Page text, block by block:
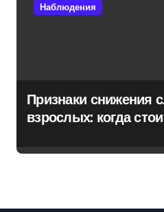
Наблюдения
Признаки снижения
взрослых: когда